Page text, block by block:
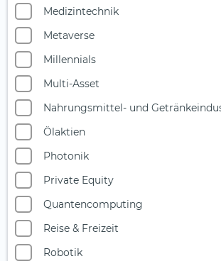
Medizintechnik
Metaverse
Millennials
Multi-Asset
Nahrungsmittel- und
Ölaktien
Photonik
Private Equity
Quantencomputing
Reise & Freizeit
Robotik